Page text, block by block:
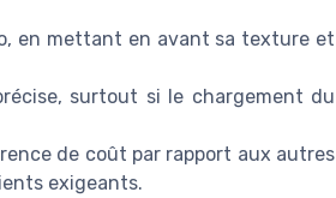
en mettant en avant sa texture et
surtout si le chargement du
de coût par rapport aux autres
exigeants.